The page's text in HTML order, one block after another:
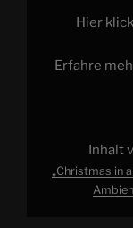
Ambience
anzeigen
Hier
Erfahre
Inhalt
„Christmas in